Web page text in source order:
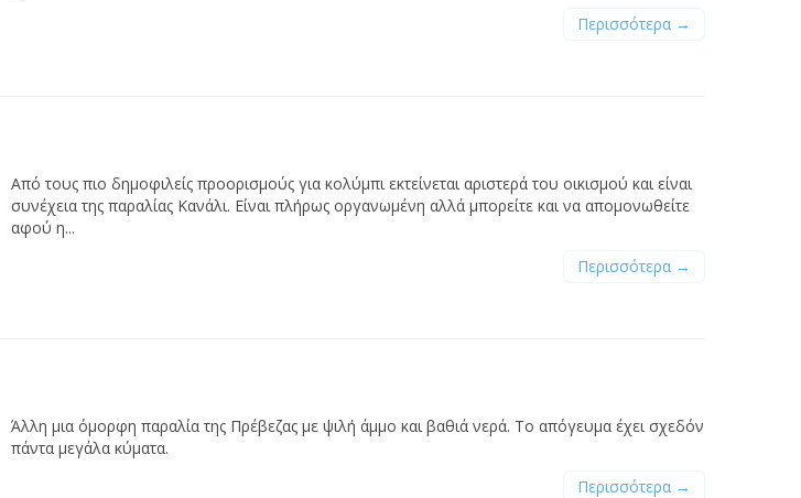
Περισσότερα →
Από τους πιο δημοφιλείς προορισμούς για κολύμπι εκτείνεται αριστερά του οικισμού και είναι
συνέχεια της παραλίας Κανάλι. Είναι πλήρως οργανωμένη αλλά μπορείτε και να απομονωθείτε
αφού η...
Περισσότερα →
Άλλη μια όμορφη παραλία της Πρέβεζας με ψιλή άμμο και βαθιά νερά. Το απόγευμα έχει σχεδόν
πάντα μεγάλα κύματα.
Περισσότερα →